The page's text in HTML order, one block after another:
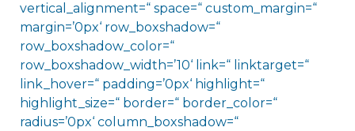
vertical_alignment=“ space=“ custom_margin=“
margin=’0px‘ row_boxshadow=“
row_boxshadow_color=“
row_boxshadow_width=’10‘ link=“ linktarget=“
link_hover=“ padding=’0px‘ highlight=“
highlight_size=“ border=“ border_color=“
radius=’0px‘ column_boxshadow=“